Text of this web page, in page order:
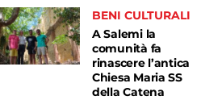
BENI CULTURALI
A Salemi la
comunità fa
rinascere l’antica
Chiesa Maria SS
della Catena